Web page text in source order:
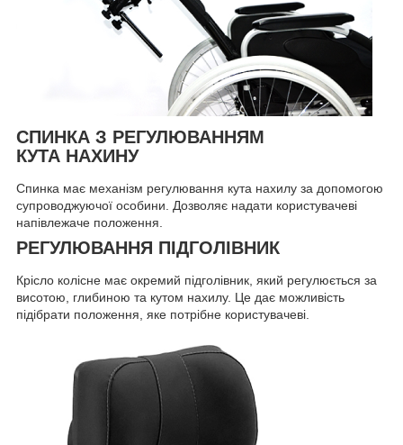
СПИНКА З РЕГУЛЮВАННЯМ
КУТА НАХИНУ
Спинка має механізм регулювання кута нахилу за допомогою
супроводжуючої особини. Дозволяє надати користувачеві
напівлежаче положення.
РЕГУЛЮВАННЯ ПІДГОЛІВНИК
Крісло колісне має окремий підголівник, який регулюється за
висотою, глибиною та кутом нахилу. Це дає можливість
підібрати положення, яке потрібне користувачеві.